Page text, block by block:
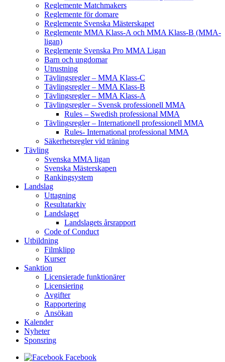
Reglemente Matchmakers
Reglemente för domare
Reglemente Svenska Mästerskapet
Reglemente MMA Klass-A och MMA Klass-B (MMA-
ligan)
Reglemente Svenska Pro MMA Ligan
Barn och ungdomar
Utrustning
Tävlingsregler – MMA Klass-C
Tävlingsregler – MMA Klass-B
Tävlingsregler – MMA Klass-A
Tävlingsregler – Svensk professionell MMA
Rules – Swedish professional MMA
Tävlingsregler – Internationell professionell MMA
Rules- International professional MMA
Säkerhetsregler vid träning
Tävling
Svenska MMA ligan
Svenska Mästerskapen
Rankingsystem
Landslag
Uttagning
Resultatarkiv
Landslaget
Landslagets årsrapport
Code of Conduct
Utbildning
Filmklipp
Kurser
Sanktion
Licensierade funktionärer
Licensiering
Avgifter
Rapportering
Ansökan
Kalender
Nyheter
Sponsring
Facebook